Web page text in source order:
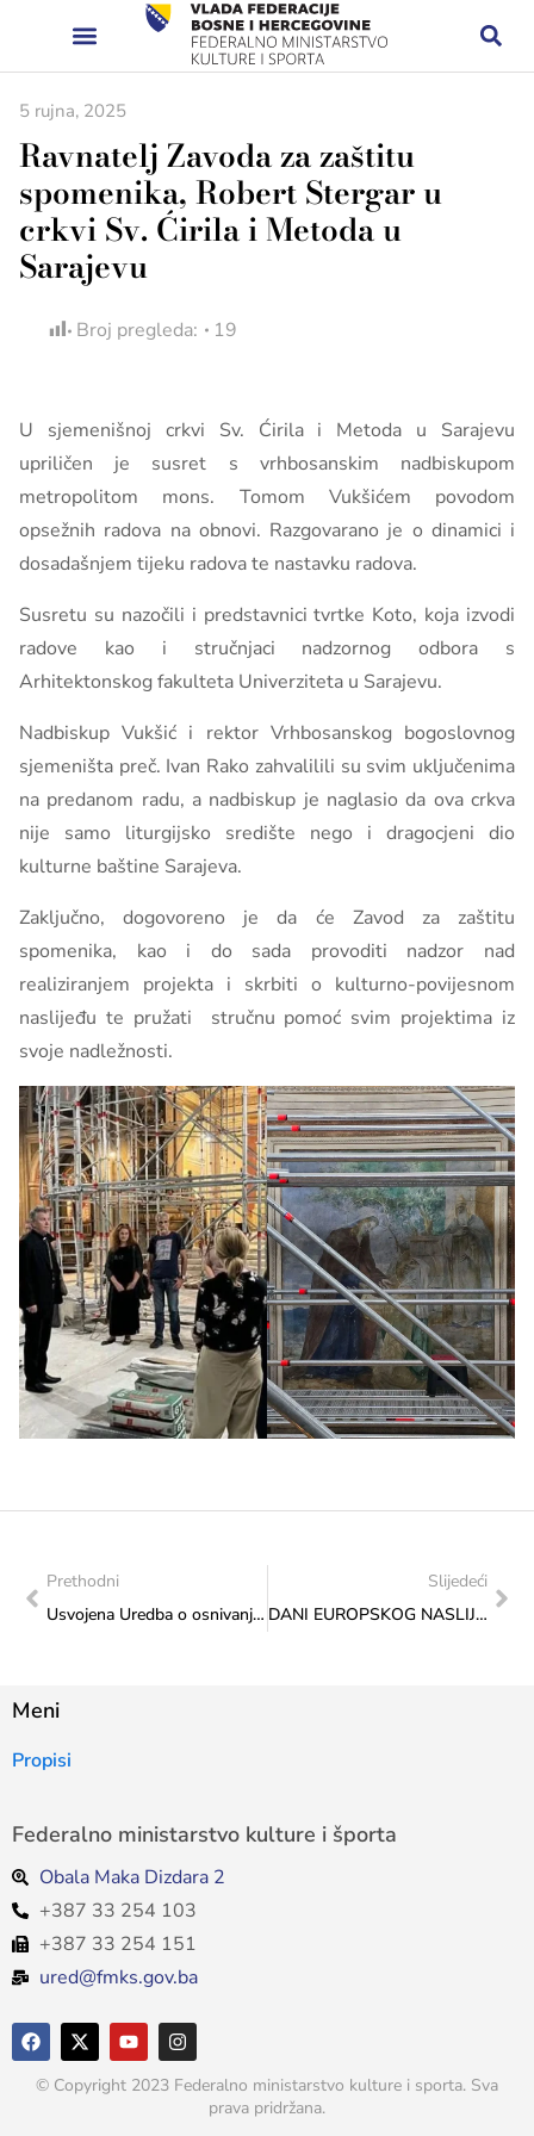
5 rujna, 2025
Ravnatelj Zavoda za zaštitu
spomenika, Robert Stergar u
crkvi Sv. Ćirila i Metoda u
Sarajevu
Broj pregleda: 19
U sjemenišnoj crkvi Sv. Ćirila i Metoda u Sarajevu
upriličen je susret s vrhbosanskim nadbiskupom
metropolitom mons. Tomom Vukšićem povodom
opsežnih radova na obnovi. Razgovarano je o dinamici i
dosadašnjem tijeku radova te nastavku radova.
Susretu su nazočili i predstavnici tvrtke Koto, koja izvodi
radove kao i stručnjaci nadzornog odbora s
Arhitektonskog fakulteta Univerziteta u Sarajevu.
Nadbiskup Vukšić i rektor Vrhbosanskog bogoslovnog
sjemeništa preč. Ivan Rako zahvalilili su svim uključenima
na predanom radu, a nadbiskup je naglasio da ova crkva
nije samo liturgijsko središte nego i dragocjeni dio
kulturne baštine Sarajeva.
Zaključno, dogovoreno je da će Zavod za zaštitu
spomenika, kao i do sada provoditi nadzor nad
realiziranjem projekta i skrbiti o kulturno-povijesnom
naslijeđu te pružati stručnu pomoć svim projektima iz
svoje nadležnosti.
Prethodni
Usvojena Uredba o osnivanju Savjeta za mlade Federacije BiH: Nova era strateškog partnerstva s mladima – Prvi put u Federaciji BiH
Slijedeći
DANI EUROPSKOG NASLIJEĐA: KREŠEVO U SARAJEVU
Meni
Propisi
Federalno ministarstvo kulture i športa
Obala Maka Dizdara 2
+387 33 254 103
+387 33 254 151
ured@fmks.gov.ba
© Copyright 2023 Federalno ministarstvo kulture i sporta. Sva
prava pridržana.